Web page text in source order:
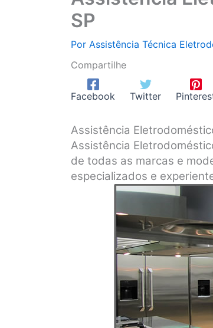
SP
Por Assistência Técnica
Compartilhe
Facebook Twitter
Assistência
Assistência
de todas as marcas e
especializados e